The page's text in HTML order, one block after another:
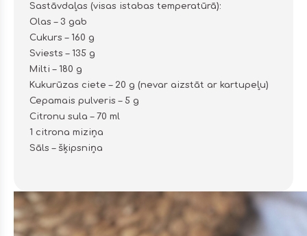
Sastāvdaļas (visas istabas temperatūrā):
Olas – 3 gab
Cukurs – 160 g
Sviests – 135 g
Milti – 180 g
Kukurūzas ciete – 20 g (nevar aizstāt ar kartupeļu)
Cepamais pulveris – 5 g
Citronu sula – 70 ml
1 citrona miziņa
Sāls – šķipsniņa